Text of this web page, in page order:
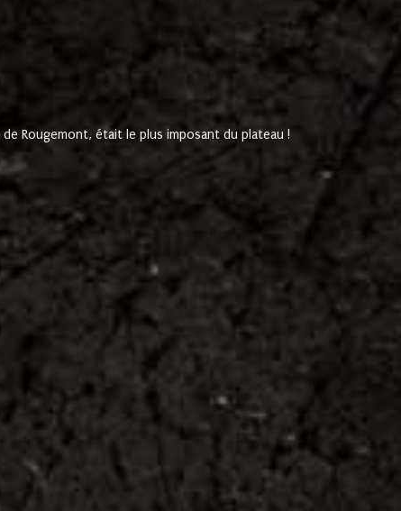
de Rougemont, était le plus imposant du plateau !